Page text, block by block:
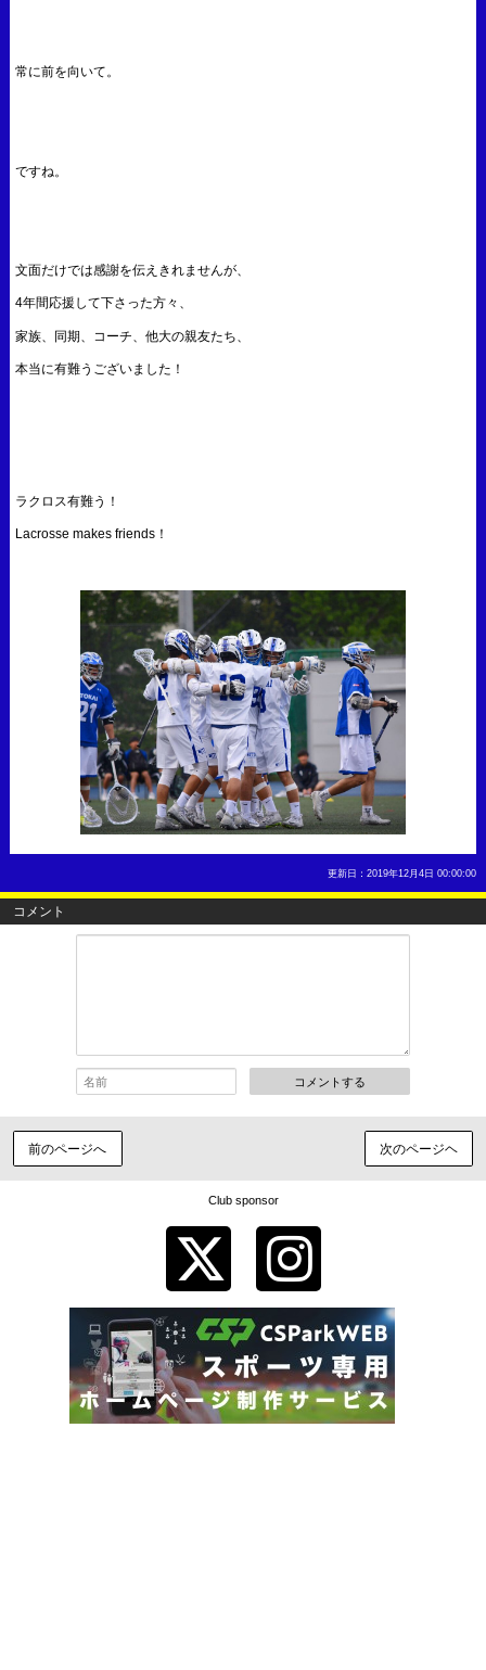
常に前を向いて。
ですね。
文面だけでは感謝を伝えきれませんが、
4年間応援して下さった方々、
家族、同期、コーチ、他大の親友たち、
本当に有難うございました！
ラクロス有難う！
Lacrosse makes friends！
更新日：2019年12月4日 00:00:00
コメント
コメントする
前のページへ 次のページヘ
Club sponsor